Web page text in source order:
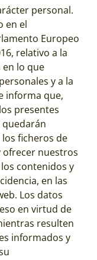
personal.
en el
Europeo
relativo a la
en lo que
y a la
informa que,
presentes
ficheros de
ofrecer nuestros
contenidos y
en las
Los datos
en virtud de
resulten
informados y